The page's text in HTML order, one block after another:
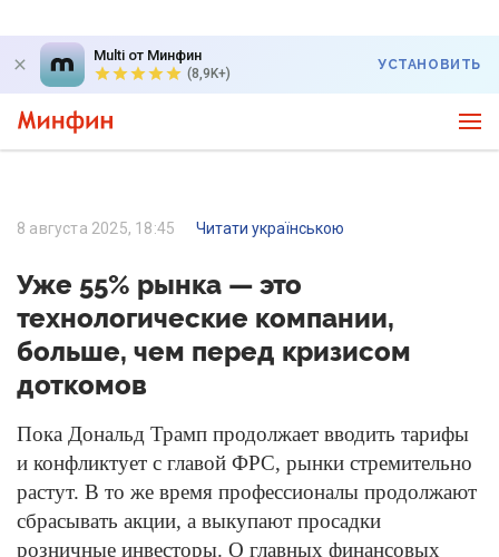
Multi от Минфин
(8,9K+)
УСТАНОВИТЬ
8 августа 2025, 18:45 Читати українською
Уже 55% рынка — это
технологические компании,
больше, чем перед кризисом
доткомов
Пока Дональд Трамп продолжает вводить тарифы
и конфликтует с главой ФРС, рынки стремительно
растут. В то же время профессионалы продолжают
сбрасывать акции, а выкупают просадки
розничные инвесторы. О главных финансовых